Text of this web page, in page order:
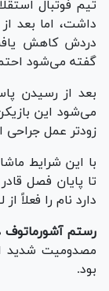
تیم فوتبال
داشت، اما بعد
دردش کاهش
گفته می‌شود
بعد از رسیدن
می‌شود این
زودتر عمل جراحی
با این شرایط
تا پایان فصل
دارد نام را فعلاً
رستم آشورماتوف
مصدومیت شدید
بود.